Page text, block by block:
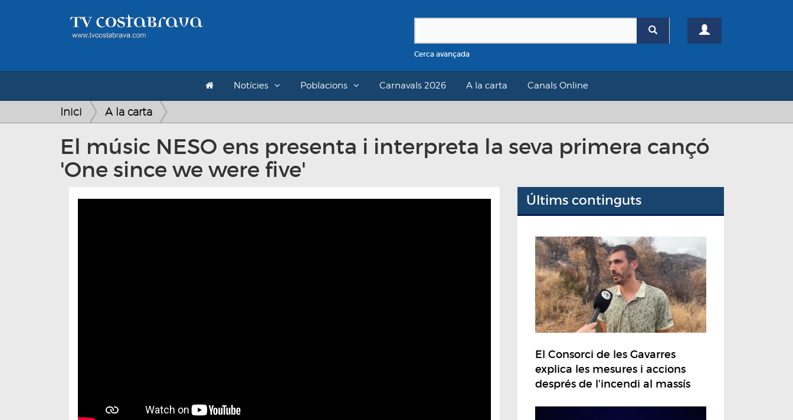
Cerca avançada
Notícies Poblacions Carnavals 2026 A la carta Canals Online
Inici A la carta
El músic NESO ens presenta i interpreta la seva primera cançó
'One since we were five'
Últims continguts
El Consorci de les Gavarres
explica les mesures i accions
després de l'incendi al massís